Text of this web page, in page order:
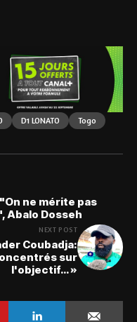
D1 LONATO Togo
"On ne mérite pas
Abalo Dosseh
NEXT POST
Coubadja:
sur
l'objectif… »